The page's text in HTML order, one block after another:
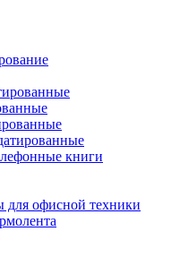
книги
для офисной техники